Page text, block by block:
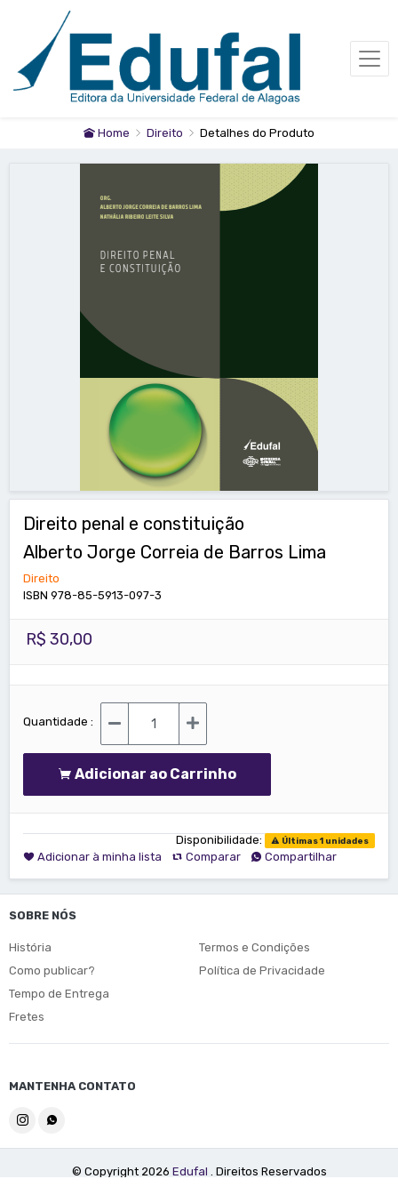
Home Direito Detalhes do Produto
Direito penal e constituição
Alberto Jorge Correia de Barros Lima
Direito
ISBN 978-85-5913-097-3
R$ 30,00
Quantidade :
Adicionar ao Carrinho
Disponibilidade: Últimas 1 unidades
Adicionar à minha lista Comparar Compartilhar
SOBRE NÓS
História
Como publicar?
Tempo de Entrega
Fretes
Termos e Condições
Política de Privacidade
MANTENHA CONTATO
© Copyright 2026 Edufal . Direitos Reservados